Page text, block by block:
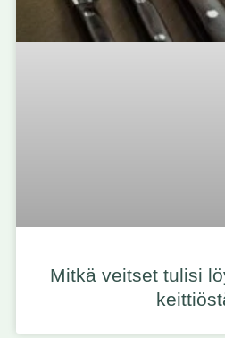
Mitkä veitset tulisi